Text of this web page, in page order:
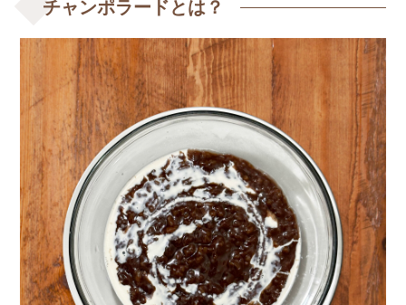
チャンポラードとは？